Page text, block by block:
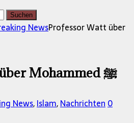
NewsProfessor Watt über
Professor Watt über Mohammed ﷺ
News,Islam,Nachrichten0